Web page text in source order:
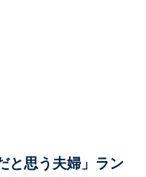
と思う夫婦」ラン